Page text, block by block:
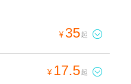
¥35起 
¥ 17.5起 